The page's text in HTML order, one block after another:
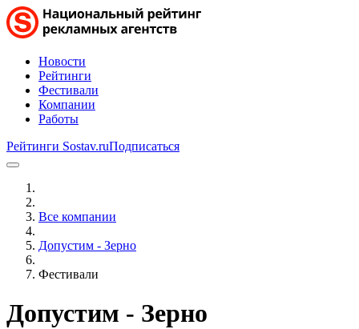
Новости
Рейтинги
Фестивали
Компании
Работы
Рейтинги Sostav.ruПодписаться
Все компании
Допустим - Зерно
Фестивали
Допустим - Зерно